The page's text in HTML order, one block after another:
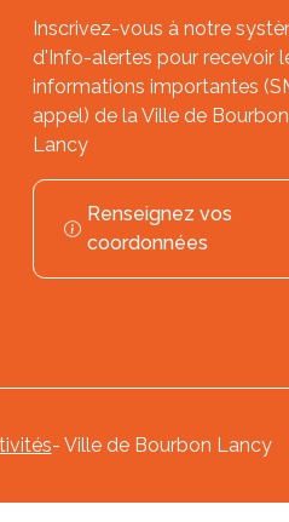
Inscrivez-vous à notre
d'Info-alertes pour recevoir
informations importantes
appel) de la Ville de Bourbon
Lancy
Renseignez vos
coordonnées
- Ville de Bourbon Lancy